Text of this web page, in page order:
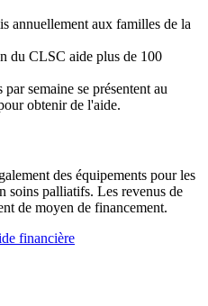
annuellement aux familles de la
du CLSC aide plus de 100
semaine se présentent au
obtenir de l'aide.
des équipements pour les
soins palliatifs. Les revenus de
de moyen de financement.
financière